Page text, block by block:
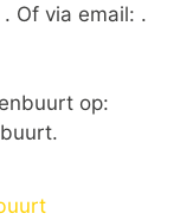
Of via email: .
op: